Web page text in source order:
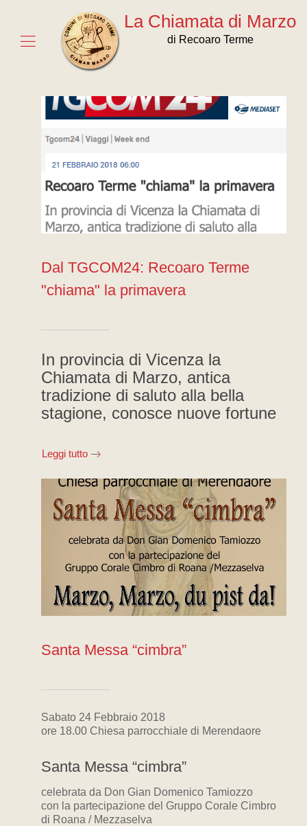
La Chiamata di Marzo
di Recoaro Terme
Dal TGCOM24: Recoaro Terme
"chiama" la primavera
In provincia di Vicenza la
Chiamata di Marzo, antica
tradizione di saluto alla bella
stagione, conosce nuove fortune
Leggi tutto
Santa Messa “cimbra”
Sabato 24 Febbraio 2018
ore 18.00 Chiesa parrocchiale di Merendaore
Santa Messa “cimbra”
celebrata da Don Gian Domenico Tamiozzo
con la partecipazione del Gruppo Corale Cimbro
di Roana / Mezzaselva